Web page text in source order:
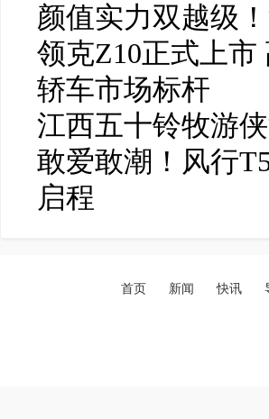
颜值实力双越级
领克Z10正式上市
轿车市场标杆
江西五十铃牧游
敢爱敢潮！风行
启程
首页 新闻 快讯